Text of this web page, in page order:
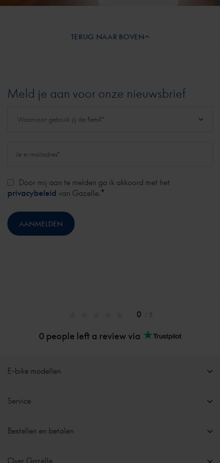
0
0 people left a review via
Meld je aan voor onze nieuwsbrief
Door mij aan te melden ga ik akkoord met het
privacybeleid van Gazelle.*
TERUG NAAR BOVEN
E-bike modellen
Service
Bestellen en betalen
Over Gazelle